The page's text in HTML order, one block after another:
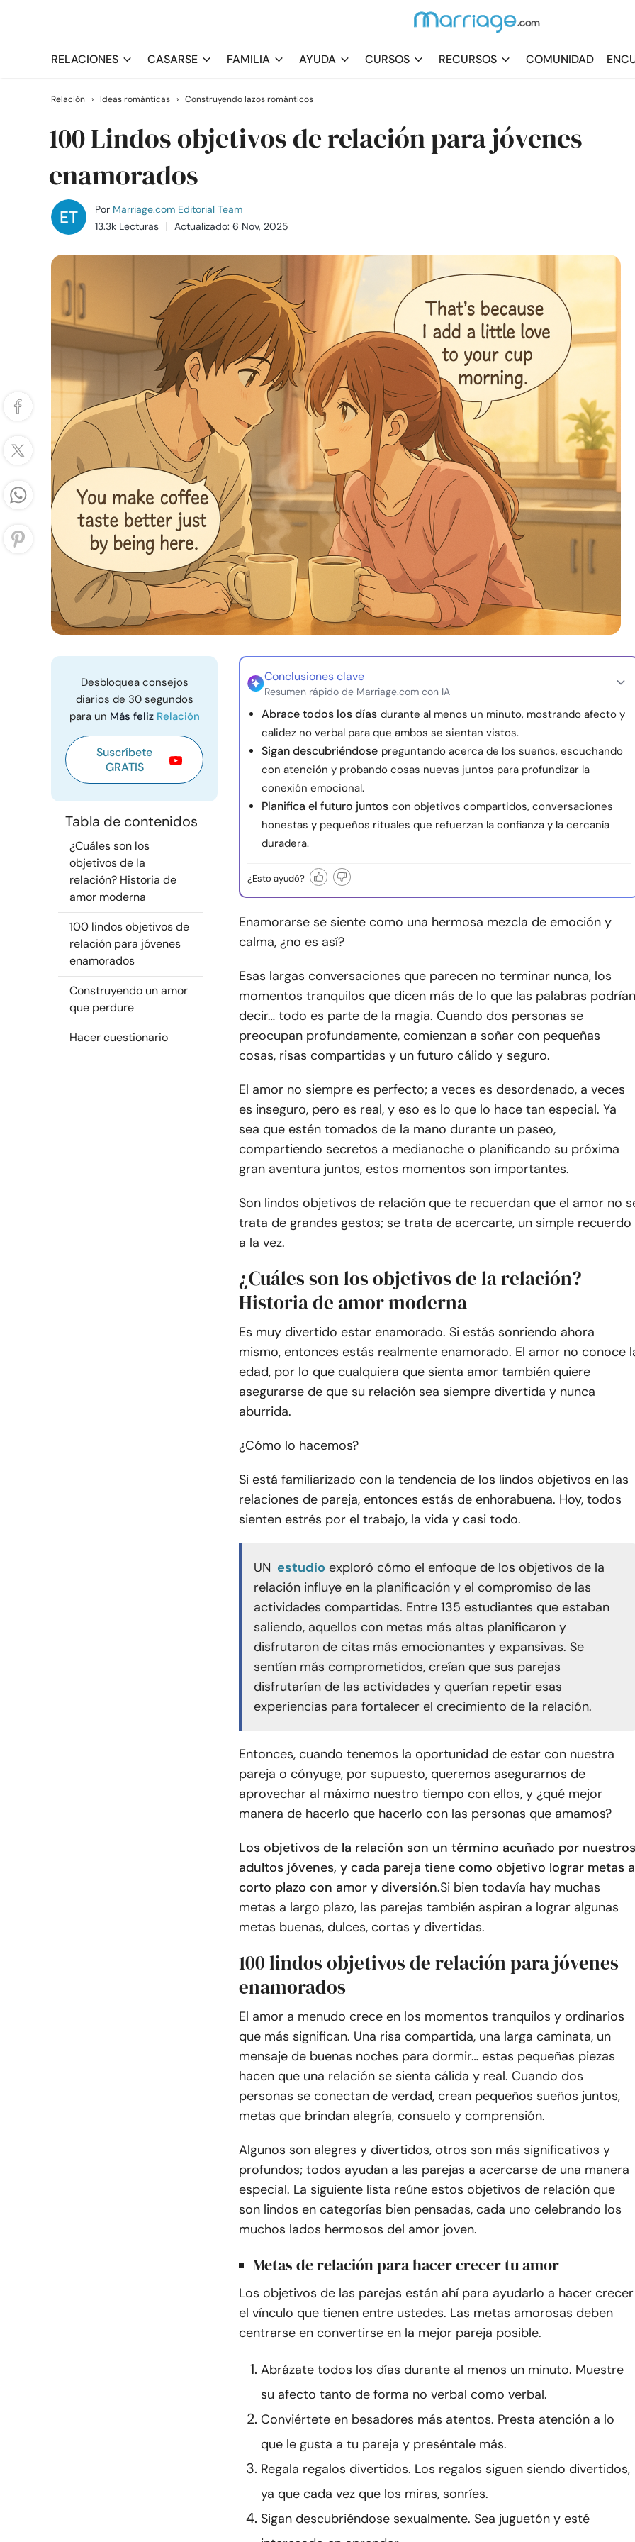
RELACIONES CASARSE FAMILIA AYUDA CURSOS RECURSOS COMUNIDAD
Relación › Ideas románticas › Construyendo lazos románticos
100 Lindos objetivos de relación para jóvenes
enamorados
Por Marriage.com Editorial Team
13.3k Lecturas
Actualizado: 6 Nov, 2025
Desbloquea consejos
diarios de 30 segundos
para un Más feliz Relación
Suscríbete
GRATIS
Tabla de contenidos
¿Cuáles son los
objetivos de la
relación? Historia de
amor moderna
100 lindos objetivos de
relación para jóvenes
enamorados
Construyendo un amor
que perdure
Hacer cuestionario
Conclusiones clave
Resumen rápido de Marriage.com con IA
Abrace todos los días durante al menos un minuto, mostrando afecto y
calidez no verbal para que ambos se sientan vistos.
Sigan descubriéndose preguntando acerca de los sueños, escuchando
con atención y probando cosas nuevas juntos para profundizar la
conexión emocional.
Planifica el futuro juntos con objetivos compartidos, conversaciones
honestas y pequeños rituales que refuerzan la confianza y la cercanía
duradera.
¿Esto ayudó?
Enamorarse se siente como una hermosa mezcla de emoción y
calma, ¿no es así?
Esas largas conversaciones que parecen no terminar nunca, los
momentos tranquilos que dicen más de lo que las palabras podrían
decir… todo es parte de la magia. Cuando dos personas se
preocupan profundamente, comienzan a soñar con pequeñas
cosas, risas compartidas y un futuro cálido y seguro.
El amor no siempre es perfecto; a veces es desordenado, a veces
es inseguro, pero es real, y eso es lo que lo hace tan especial. Ya
sea que estén tomados de la mano durante un paseo,
compartiendo secretos a medianoche o planificando su próxima
gran aventura juntos, estos momentos son importantes.
Son lindos objetivos de relación que te recuerdan que el amor no
trata de grandes gestos; se trata de acercarte, un simple recuerdo
a la vez.
¿Cuáles son los objetivos de la relación?
Historia de amor moderna
Es muy divertido estar enamorado. Si estás sonriendo ahora
mismo, entonces estás realmente enamorado. El amor no conoce
edad, por lo que cualquiera que sienta amor también quiere
asegurarse de que su relación sea siempre divertida y nunca
aburrida.
¿Cómo lo hacemos?
Si está familiarizado con la tendencia de los lindos objetivos en las
relaciones de pareja, entonces estás de enhorabuena. Hoy, todos
sienten estrés por el trabajo, la vida y casi todo.
UN estudio exploró cómo el enfoque de los objetivos de la
relación influye en la planificación y el compromiso de las
actividades compartidas. Entre 135 estudiantes que estaban
saliendo, aquellos con metas más altas planificaron y
disfrutaron de citas más emocionantes y expansivas. Se
sentían más comprometidos, creían que sus parejas
disfrutarían de las actividades y querían repetir esas
experiencias para fortalecer el crecimiento de la relación.
Entonces, cuando tenemos la oportunidad de estar con nuestra
pareja o cónyuge, por supuesto, queremos asegurarnos de
aprovechar al máximo nuestro tiempo con ellos, y ¿qué mejor
manera de hacerlo que hacerlo con las personas que amamos?
Los objetivos de la relación son un término acuñado por nuestros
adultos jóvenes, y cada pareja tiene como objetivo lograr metas a
corto plazo con amor y diversión.Si bien todavía hay muchas
metas a largo plazo, las parejas también aspiran a lograr algunas
metas buenas, dulces, cortas y divertidas.
100 lindos objetivos de relación para jóvenes
enamorados
El amor a menudo crece en los momentos tranquilos y ordinarios
que más significan. Una risa compartida, una larga caminata, un
mensaje de buenas noches para dormir… estas pequeñas piezas
hacen que una relación se sienta cálida y real. Cuando dos
personas se conectan de verdad, crean pequeños sueños juntos,
metas que brindan alegría, consuelo y comprensión.
Algunos son alegres y divertidos, otros son más significativos y
profundos; todos ayudan a las parejas a acercarse de una manera
especial. La siguiente lista reúne estos objetivos de relación que
son lindos en categorías bien pensadas, cada uno celebrando los
muchos lados hermosos del amor joven.
Metas de relación para hacer crecer tu amor
Los objetivos de las parejas están ahí para ayudarlo a hacer crecer
el vínculo que tienen entre ustedes. Las metas amorosas deben
centrarse en convertirse en la mejor pareja posible.
Abrázate todos los días durante al menos un minuto. Muestre
su afecto tanto de forma no verbal como verbal.
Conviértete en besadores más atentos. Presta atención a lo
que le gusta a tu pareja y preséntale más.
Regala regalos divertidos. Los regalos siguen siendo divertidos,
ya que cada vez que los miras, sonríes.
Sigan descubriéndose sexualmente. Sea juguetón y esté